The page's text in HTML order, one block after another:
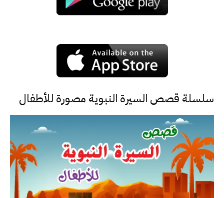
سلسلة قصص السيرة النبوية مصورة للأطفال